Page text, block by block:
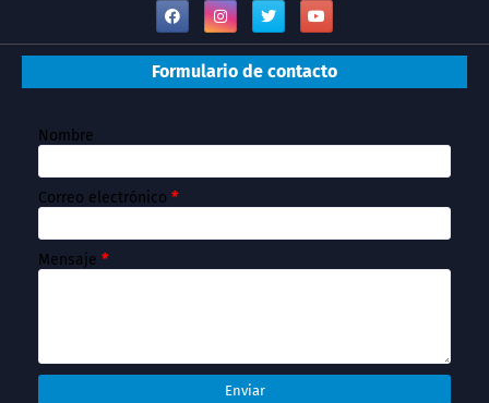
Formulario de contacto
Nombre
Correo electrónico *
Mensaje *